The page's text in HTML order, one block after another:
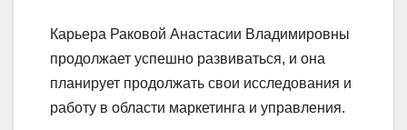
Карьера Раковой Анастасии Владимировны
продолжает успешно развиваться, и она
планирует продолжать свои исследования и
работу в области маркетинга и управления.